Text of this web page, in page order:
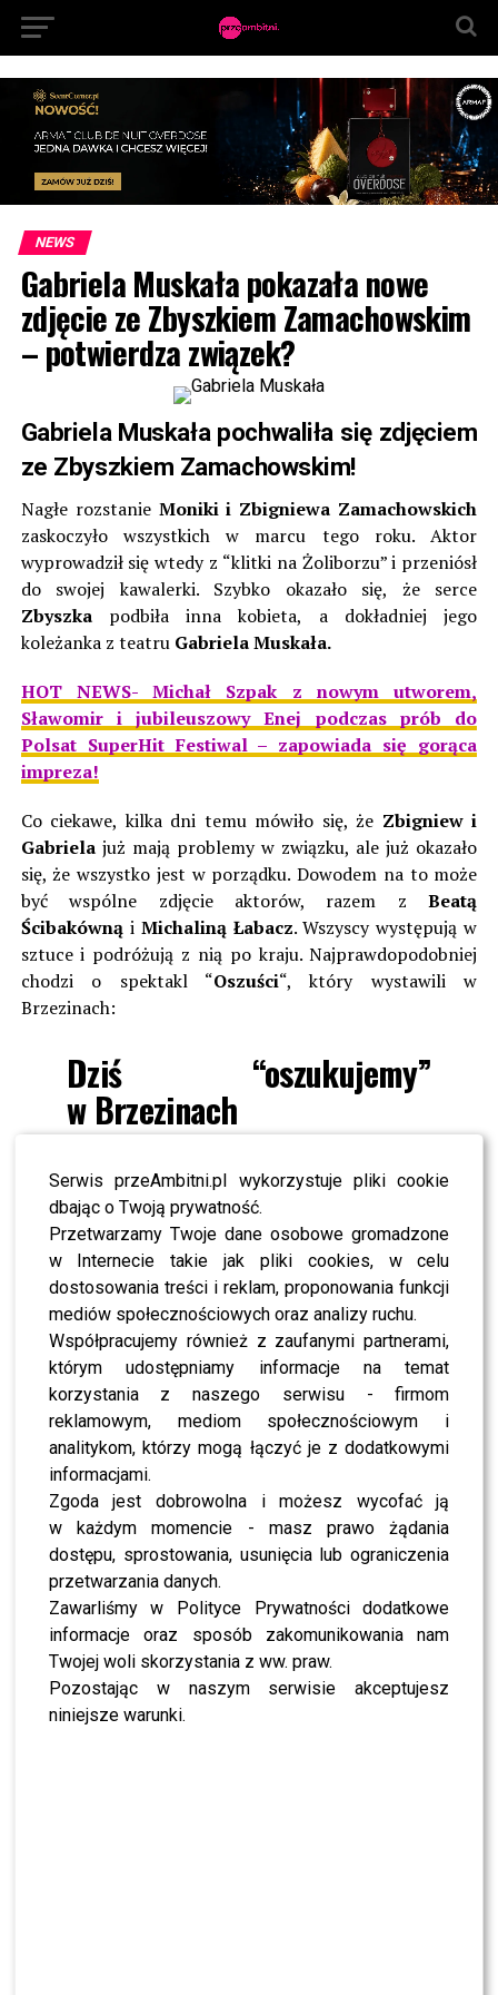
Serwis przeAmbitni.pl wykorzystuje pliki cookie
dbając o Twoją prywatność.
Przetwarzamy Twoje dane osobowe gromadzone
w Internecie takie jak pliki cookies, w celu
dostosowania treści i reklam, proponowania funkcji
mediów społecznościowych oraz analizy ruchu.
Współpracujemy również z zaufanymi partnerami,
którym udostępniamy informacje na temat
korzystania z naszego serwisu - firmom
reklamowym, mediom społecznościowym i
analitykom, którzy mogą łączyć je z dodatkowymi
informacjami.
Zgoda jest dobrowolna i możesz wycofać ją
w każdym momencie - masz prawo żądania
dostępu, sprostowania, usunięcia lub ograniczenia
przetwarzania danych.
Zawarliśmy w Polityce Prywatności dodatkowe
informacje oraz sposób zakomunikowania nam
Twojej woli skorzystania z ww. praw.
Pozostając w naszym serwisie akceptujesz
niniejsze warunki.
NEWS
Gabriela Muskała pokazała nowe
zdjęcie ze Zbyszkiem Zamachowskim
– potwierdza związek?
Gabriela Muskała pochwaliła się zdjęciem
ze Zbyszkiem Zamachowskim!
Nagłe rozstanie Moniki i Zbigniewa Zamachowskich
zaskoczyło wszystkich w marcu tego roku. Aktor
wyprowadził się wtedy z “klitki na Żoliborzu” i przeniósł
do swojej kawalerki. Szybko okazało się, że serce
Zbyszkapodbiła inna kobieta, a dokładniej jego
koleżanka z teatru Gabriela Muskała.
HOT NEWS- Michał Szpak z nowym utworem,
Sławomir i jubileuszowy Enej podczas prób do
Polsat SuperHit Festiwal – zapowiada się gorąca
impreza!
Co ciekawe, kilka dni temu mówiło się, że Zbigniew i
Gabrielajuż mają problemy w związku, ale już okazało
się, że wszystko jest w porządku. Dowodem na to może
być wspólne zdjęcie aktorów, razem zBeatą
Ścibakówną i Michaliną Łabacz. Wszyscy występują w
sztuce i podróżują z nią po kraju. Najprawdopodobniej
chodzi o spektakl “Oszuści“, który wystawili w
Brzezinach:
Dziś “oszukujemy”
w Brzezinach
Nie jest to jednak pierwsze wspólne zdjęcie pary na
InstagramieGabrieli. Już wcześniej aktorka pokazywała
fotografie ze scen teatralnych, na których aktorzy są
bardzo blisko siebie.
Według Was pasują do siebie?
ZOBACZ RÓWNIEŻ- The Voice of Poland: wiemy, kto
zastąpi Edytę Górniak na fotelu trenera – to
doświadczona wokalistka